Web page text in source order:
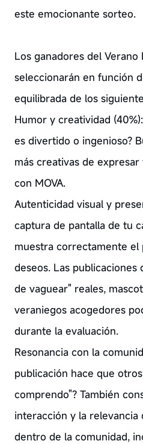
este emocionante sorteo.
Los ganadores del Verano
seleccionarán en función
equilibrada de los
Humor y creatividad
es divertido o ingenioso?
más creativas de
con MOVA.
Autenticidad visual y
captura de pantalla de tu
muestra correctamente
deseos. Las
de vaguear" reales,
veraniegos acogedores
durante la evaluación.
Resonancia con la
publicación hace que
comprendo"? También
interacción y la relevancia
dentro de la comunidad,